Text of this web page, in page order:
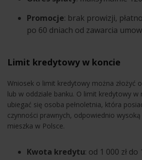
Promocje: brak prowizji,
po 60 dniach od zawarcia
Limit kredytowy w koncie
Wniosek o limit kredytowy można złożyć
lub w oddziale banku. O limit kredytowy w
ubiegać się osoba pełnoletnia, która
czynności prawnych, odpowiednio
mieszka w Polsce.
Kwota kredytu: od 1 000 zł do